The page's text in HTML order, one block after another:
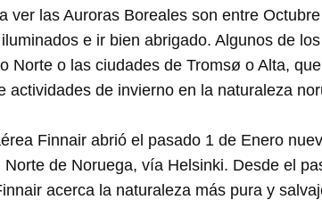
ver las Auroras Boreales son entre
e ir bien abrigado. Algunos de
Norte o las ciudades de Tromsø o Alta,
actividades de invierno en la naturaleza
Finnair abrió el pasado 1 de Enero
de Noruega, vía Helsinki. Desde el
acerca la naturaleza más pura y